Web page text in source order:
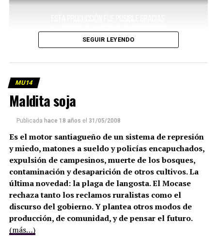
SEGUIR LEYENDO
MU14
Maldita soja
Publicada hace 18 años el 31/05/2008
Es el motor santiagueño de un sistema de represión
y miedo, matones a sueldo y policías encapuchados,
expulsión de campesinos, muerte de los bosques,
contaminación y desaparición de otros cultivos. La
última novedad: la plaga de langosta. El Mocase
rechaza tanto los reclamos ruralistas como el
discurso del gobierno. Y plantea otros modos de
producción, de comunidad, y de pensar el futuro.
(más…)